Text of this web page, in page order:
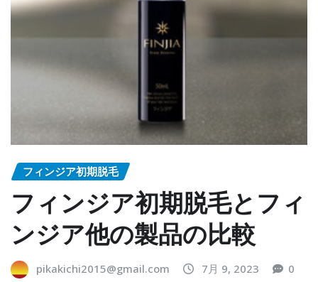
フィンジア初期脱毛
フィンジア初期脱毛とフィ
ンジア他の製品の比較
pikakichi2015@gmail.com 7月 9, 2023 0